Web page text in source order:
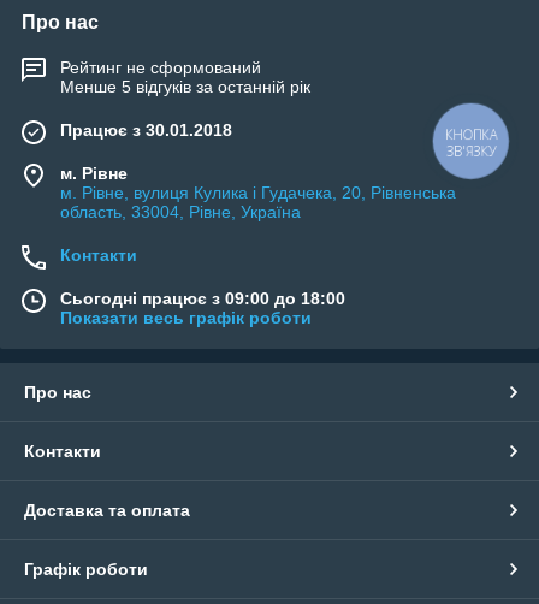
Про нас
Рейтинг не сформований
Менше 5 відгуків за останній рік
Працює з 30.01.2018
м. Рівне
м. Рівне, вулиця Кулика і Гудачека, 20, Рівненська
область, 33004, Рівне, Україна
Контакти
Сьогодні працює з 09:00 до 18:00
Показати весь графік роботи
Про нас
Контакти
Доставка та оплата
Графік роботи
КНОПКА
ЗВ'ЯЗКУ